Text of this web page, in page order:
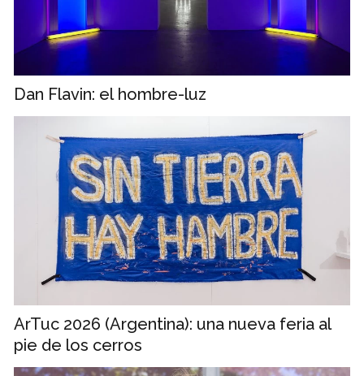
Dan Flavin: el hombre-luz
ArTuc 2026 (Argentina): una nueva feria al
pie de los cerros